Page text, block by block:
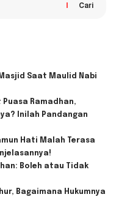
Cari
Saat Maulid Nabi
Puasa Ramadhan,
Inilah Pandangan
Hati Malah Terasa
Boleh atau Tidak
Bagaimana Hukumnya